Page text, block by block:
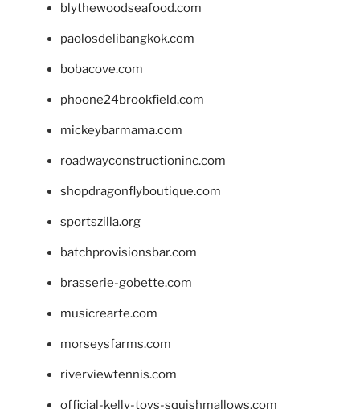
blythewoodseafood.com
paolosdelibangkok.com
bobacove.com
phoone24brookfield.com
mickeybarmama.com
roadwayconstructioninc.com
shopdragonflyboutique.com
sportszilla.org
batchprovisionsbar.com
brasserie-gobette.com
musicrearte.com
morseysfarms.com
riverviewtennis.com
official-kelly-toys-squishmallows.com